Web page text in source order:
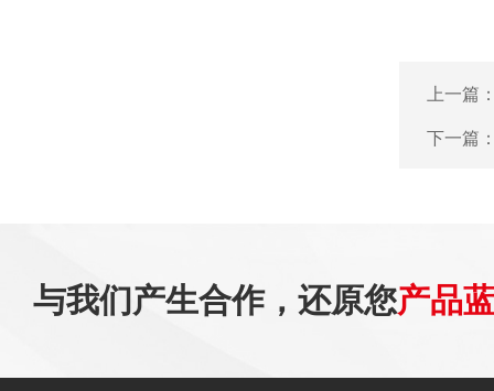
上一篇
下一篇
与我们产生合作，还原您产品